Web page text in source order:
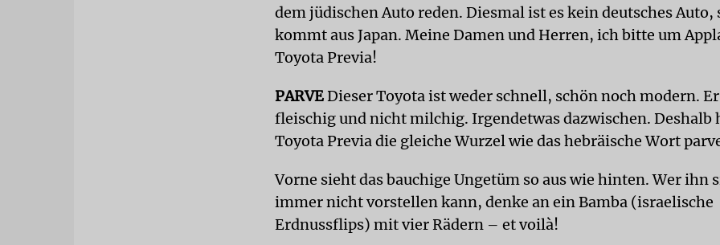
dem jüdischen Auto reden. Diesmal ist es kein deutsches Auto,
kommt aus Japan. Meine Damen und Herren, ich bitte um
Toyota Previa!
PARVEDieser Toyota ist weder schnell, schön noch modern.
fleischig und nicht milchig. Irgendetwas dazwischen. Deshalb
Toyota Previa die gleiche Wurzel wie das hebräische Wort
Vorne sieht das bauchige Ungetüm so aus wie hinten. Wer ihn
immer nicht vorstellen kann, denke an ein Bamba (israelische
Erdnussflips) mit vier Rädern – et voilà!